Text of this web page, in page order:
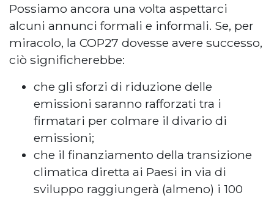
Possiamo ancora una volta aspettarci
alcuni annunci formali e informali. Se, per
miracolo, la COP27 dovesse avere successo,
ciò significherebbe:
che gli sforzi di riduzione delle
emissioni saranno rafforzati tra i
firmatari per colmare il divario di
emissioni;
che il finanziamento della transizione
climatica diretta ai Paesi in via di
sviluppo raggiungerà (almeno) i 100